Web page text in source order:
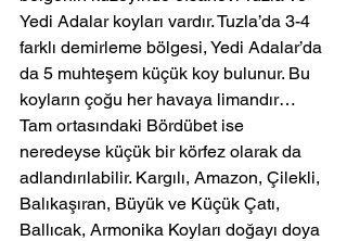
Yedi Adalar koyları vardır. Tuzla’da 3-4
farklı demirleme bölgesi, Yedi Adalar’da
da 5 muhteşem küçük koy bulunur. Bu
koyların çoğu her havaya limandır…
Tam ortasındaki Bördübet ise
neredeyse küçük bir körfez olarak da
adlandırılabilir. Kargılı, Amazon, Çilekli,
Balıkaşıran, Büyük ve Küçük Çatı,
Ballıcak, Armonika Koyları doğayı doya